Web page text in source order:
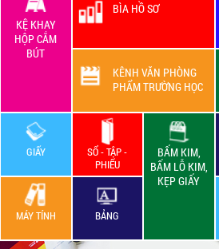
KỆ KHAY
HỘP CẮM
BÚT
BÌA HỒ SƠ
KÊNH VĂN PHÒNG
PHẨM TRƯỜNG HỌC
GIẤY
SỔ - TẬP -
PHIẾU
BẤM KIM,
BẤM LỖ KIM,
KẸP GIẤY
MÁY TÍNH BẢNG